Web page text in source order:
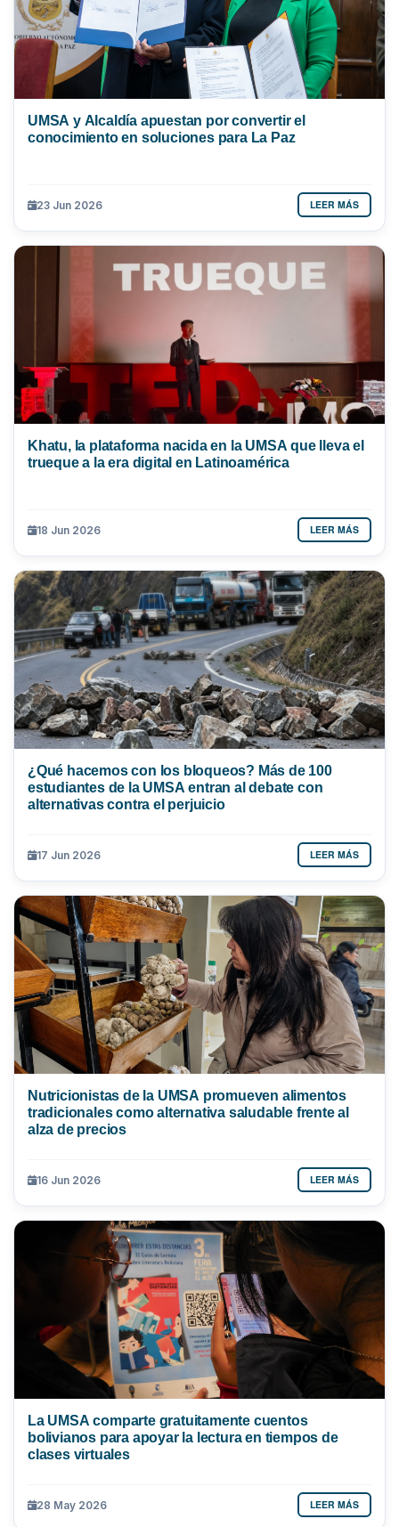
UMSA y Alcaldía apuestan por convertir el
conocimiento en soluciones para La Paz
23 Jun 2026 LEER MÁS
Khatu, la plataforma nacida en la UMSA que lleva el
trueque a la era digital en Latinoamérica
18 Jun 2026 LEER MÁS
¿Qué hacemos con los bloqueos? Más de 100
estudiantes de la UMSA entran al debate con
alternativas contra el perjuicio
17 Jun 2026 LEER MÁS
Nutricionistas de la UMSA promueven alimentos
tradicionales como alternativa saludable frente al
alza de precios
16 Jun 2026 LEER MÁS
La UMSA comparte gratuitamente cuentos
bolivianos para apoyar la lectura en tiempos de
clases virtuales
28 May 2026 LEER MÁS